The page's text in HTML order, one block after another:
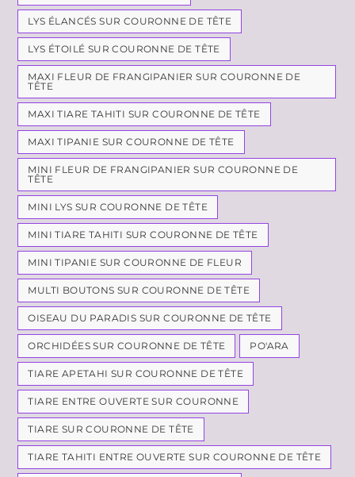
LYS ÉLANCÉS SUR COURONNE DE TÊTE
LYS ÉTOILÉ SUR COURONNE DE TÊTE
MAXI FLEUR DE FRANGIPANIER SUR COURONNE DE
TÊTE
MAXI TIARE TAHITI SUR COURONNE DE TÊTE
MAXI TIPANIE SUR COURONNE DE TÊTE
MINI FLEUR DE FRANGIPANIER SUR COURONNE DE
TÊTE
MINI LYS SUR COURONNE DE TÊTE
MINI TIARE TAHITI SUR COURONNE DE TÊTE
MINI TIPANIE SUR COURONNE DE FLEUR
MULTI BOUTONS SUR COURONNE DE TÊTE
OISEAU DU PARADIS SUR COURONNE DE TÊTE
ORCHIDÉES SUR COURONNE DE TÊTE PO'ARA
TIARE APETAHI SUR COURONNE DE TÊTE
TIARE ENTRE OUVERTE SUR COURONNE
TIARE SUR COURONNE DE TÊTE
TIARE TAHITI ENTRE OUVERTE SUR COURONNE DE TÊTE